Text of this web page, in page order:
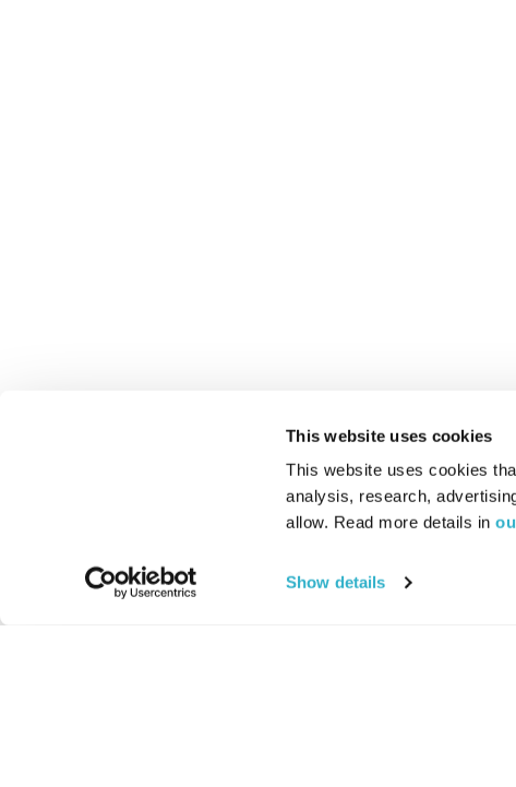
This website uses cookies
This website uses cookies
analysis, research,
allow. Read more details in
Show details